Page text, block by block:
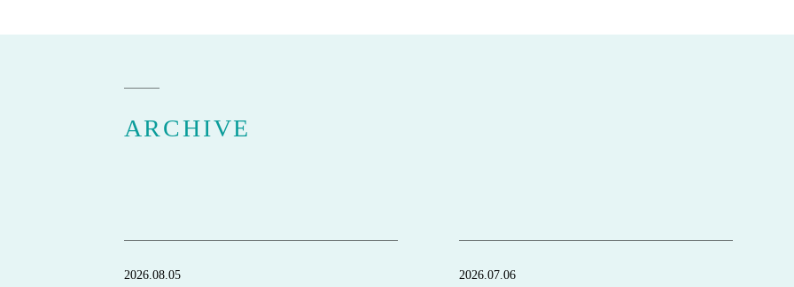
ARCHIVE
2026.08.05 2026.07.06